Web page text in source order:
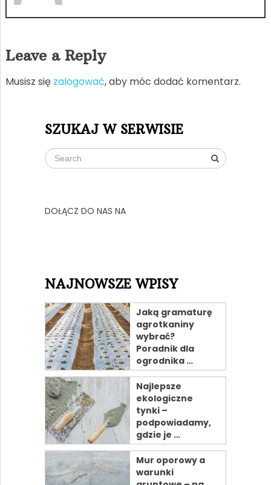
Leave a Reply
Musisz się zalogować, aby móc dodać komentarz.
SZUKAJ W SERWISIE
DOŁĄCZ DO NAS NA
NAJNOWSZE WPISY
Jaką gramaturę
agrotkaniny
wybrać?
Poradnik dla
ogrodnika …
Najlepsze
ekologiczne
tynki –
podpowiadamy,
gdzie je …
Mur oporowy a
warunki